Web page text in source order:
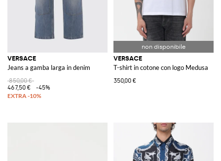
VERSACE
Jeans a gamba larga in denim
850,00 €
467,50 €
-45%
VERSACE
T-shirt in cotone con logo Medusa
350,00 €